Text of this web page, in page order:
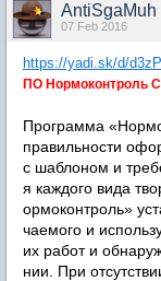
AntiSgaMuh
07 Feb 2016
https://yadi.sk/d/
ПО Нормоконтроль
Программа
правильности
с шаблоном и
я каждого вида
ормоконтроль»
чаемого и
их работ и
нии. При